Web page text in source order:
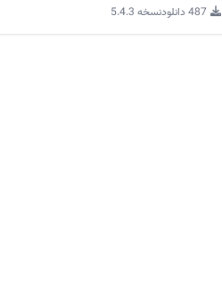
487 دانلود نسخه 5.4.3